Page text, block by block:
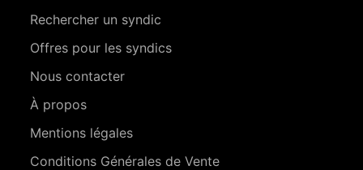
Rechercher un syndic
Offres pour les syndics
Nous contacter
À propos
Mentions légales
Conditions Générales de Vente